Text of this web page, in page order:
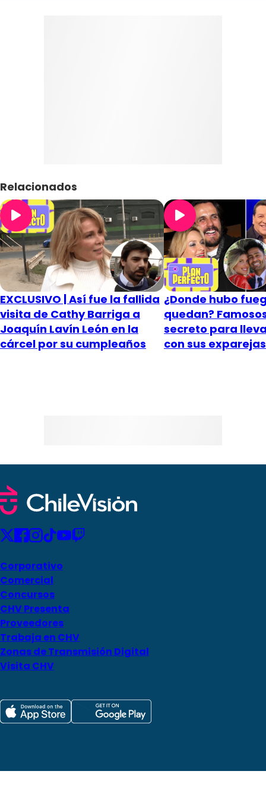
Relacionados
EXCLUSIVO | Así fue la fallida
visita de Cathy Barriga a
Joaquín Lavín León en la
cárcel por su cumpleaños
¿Donde hubo
quedan?
secreto para
con sus exparejas
Corporativo
Comercial
Concursos
CHV Presenta
Proveedores
Trabaja en CHV
Zonas de Transmisión Digital
Visita CHV